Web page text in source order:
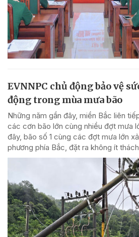
EVNNPC chủ động bảo vệ
động trong mùa mưa bão
Những năm gần đây, miền Bắc liên
các cơn bão lớn cùng nhiều đợt mưa
đây, bão số 1 cùng các đợt mưa lớn
phương phía Bắc, đặt ra không ít